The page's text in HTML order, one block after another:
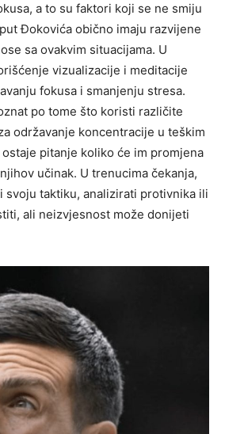
a to su faktori koji se ne smiju
Đokovića obično imaju razvijene
sa ovakvim situacijama. U
vizualizacije i meditacije
fokusa i smanjenju stresa.
po tome što koristi različite
održavanje koncentracije u teškim
pitanje koliko će im promjena
učinak. U trenucima čekanja,
svoju taktiku, analizirati protivnika ili
ali neizvjesnost može donijeti